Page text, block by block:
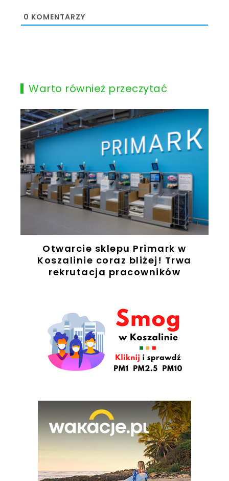
0 KOMENTARZY
Warto również przeczytać
Otwarcie sklepu Primark w
Koszalinie coraz bliżej! Trwa
rekrutacja pracowników